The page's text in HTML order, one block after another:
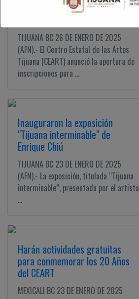
Ceart abre inscripciones para
TIJUANA BC 26 DE ENERO DE 2025
(AFN).- El Centro Estatal de las Artes
Tijuana (CEART) anunció la apertura de
inscripciones para ...
Inauguraron la exposición
"Tijuana interminable" de
Enrique Chiú
TIJUANA BC 23 DE ENERO DE 2025
(AFN).- La exposición, titulada “Tijuana
interminable”, presentada por el artista
...
Harán actividades gratuitas
para conmemorar los 20 Años
del CEART
MEXICALI BC 23 DE ENERO DE 2025